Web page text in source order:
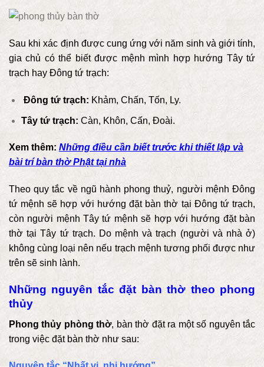
Sau khi xác định được cung ứng với năm sinh và giới tính,
gia chủ có thể biết được mệnh mình hợp hướng Tây tứ
trạch hay Đông tứ trạch:
Đông tứ trạch: Khảm, Chấn, Tốn, Ly.
Tây tứ trạch: Càn, Khôn, Cấn, Đoài.
Xem thêm: Những điều cần biết trước khi thiết lập và
bài trí bàn thờ Phật tại nhà
Theo quy tắc về ngũ hành phong thuỷ, người mệnh Đông
tứ mệnh sẽ hợp với hướng đặt bàn thờ tại Đông tứ trạch,
còn người mệnh Tây tứ mệnh sẽ hợp với hướng đặt bàn
thờ tại Tây tứ trạch. Do mệnh và trạch (người và nhà ở)
không cùng loại nên nếu trạch mệnh tương phối được như
trên sẽ sinh lành.
Những nguyên tắc đặt bàn thờ theo phong
thủy
Phong thủy phòng thờ, bàn thờ đặt ra một số nguyên tắc
trong việc đặt bàn thờ như sau: